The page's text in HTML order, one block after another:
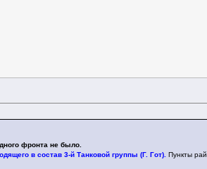
фронта не было.
в состав 3-й Танковой группы (Г. Гот).Пункты